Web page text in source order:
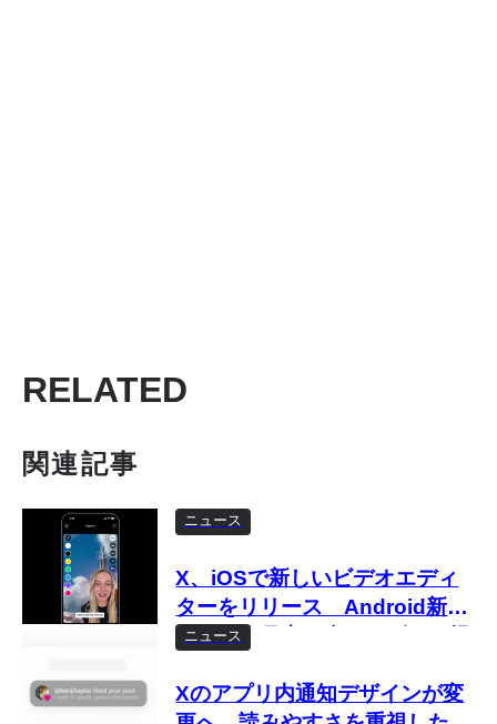
RELATED
関連記事
ニュース
X、iOSで新しいビデオエディ
ターをリリース Android新ア
プリも今月中に全ユーザーへ提
ニュース
Xのアプリ内通知デザインが変